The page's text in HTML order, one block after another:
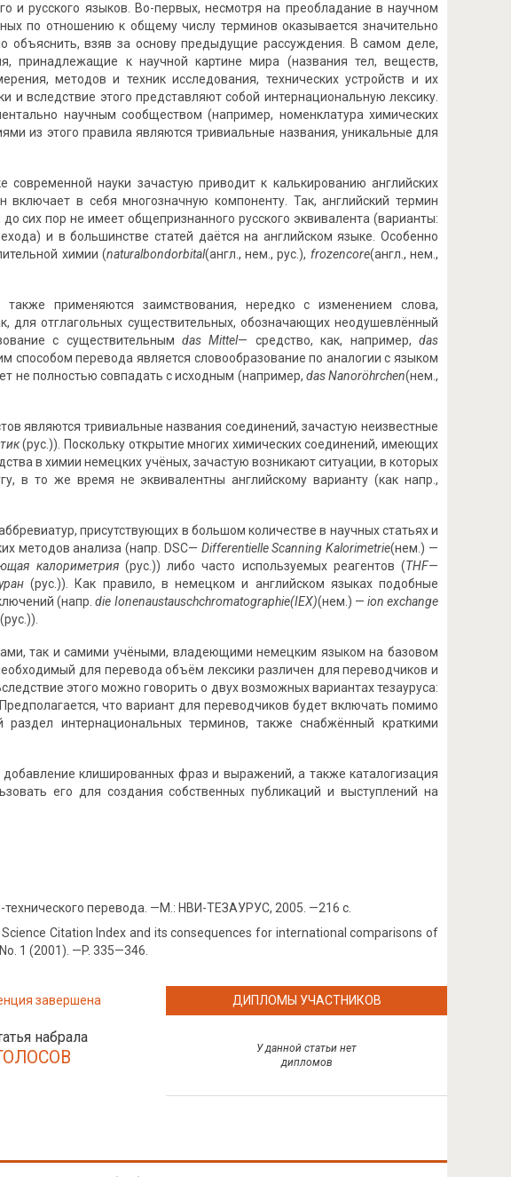
и русского языков. Во-первых, несмотря на преобладание в научном
по отношению к общему числу терминов оказывается значительно
объяснить, взяв за основу предыдущие рассуждения. В самом деле,
принадлежащие к научной картине мира (названия тел, веществ,
методов и техник исследования, технических устройств и их
вследствие этого представляют собой интернациональную лексику.
научным сообществом (например, номенклатура химических
из этого правила являются тривиальные названия, уникальные для
современной науки зачастую приводит к калькированию английских
включает в себя многозначную компоненту. Так, английский термин
сих пор не имеет общепризнанного русского эквивалента (варианты:
и в большинстве статей даётся на английском языке. Особенно
химии (naturalbondorbital(англ., нем., рус.), frozencore(англ., нем.,
применяются заимствования, нередко с изменением слова,
для отглагольных существительных, обозначающих неодушевлённый
с существительнымdas Mittel— средство, как, например, das
способом перевода является словообразование по аналогии с языком
не полностью совпадать с исходным (например, dasNanoröhrchen(нем.,
являются тривиальные названия соединений, зачастую неизвестные
(рус.)). Поскольку открытие многих химических соединений, имеющих
в химии немецких учёных, зачастую возникают ситуации, в которых
в то же время не эквивалентны английскому варианту (как напр.,
присутствующих в большом количестве в научных статьях и
методов анализа (напр. DSC— DifferentielleScanningKalorimetrie(нем.) —
калориметрия (рус.)) либо часто используемых реагентов (THF—
(рус.)). Как правило, в немецком и английском языках подобные
(напр.die Ionenaustauschchromatographie(IEX)(нем.) — ion exchange
(рус.)).
так и самими учёными, владеющими немецким языком на базовом
для перевода объём лексики различен для переводчиков и
этого можно говорить о двух возможных вариантах тезауруса:
что вариант для переводчиков будет включать помимо
интернациональных терминов, также снабжённый краткими
клишированных фраз и выражений, а также каталогизация
его для создания собственных публикаций и выступлений на
технического перевода. —М.: НВИ-ТЕЗАУРУС, 2005. —216 с.
Citation Index and its consequences for international comparisons of
1 (2001). —P. 335—346.
завершена
набрала
ДИПЛОМЫ УЧАСТНИКОВ
У данной статьи нет
дипломов